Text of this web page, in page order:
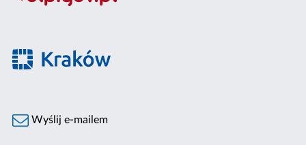
Wyślij e-mailem